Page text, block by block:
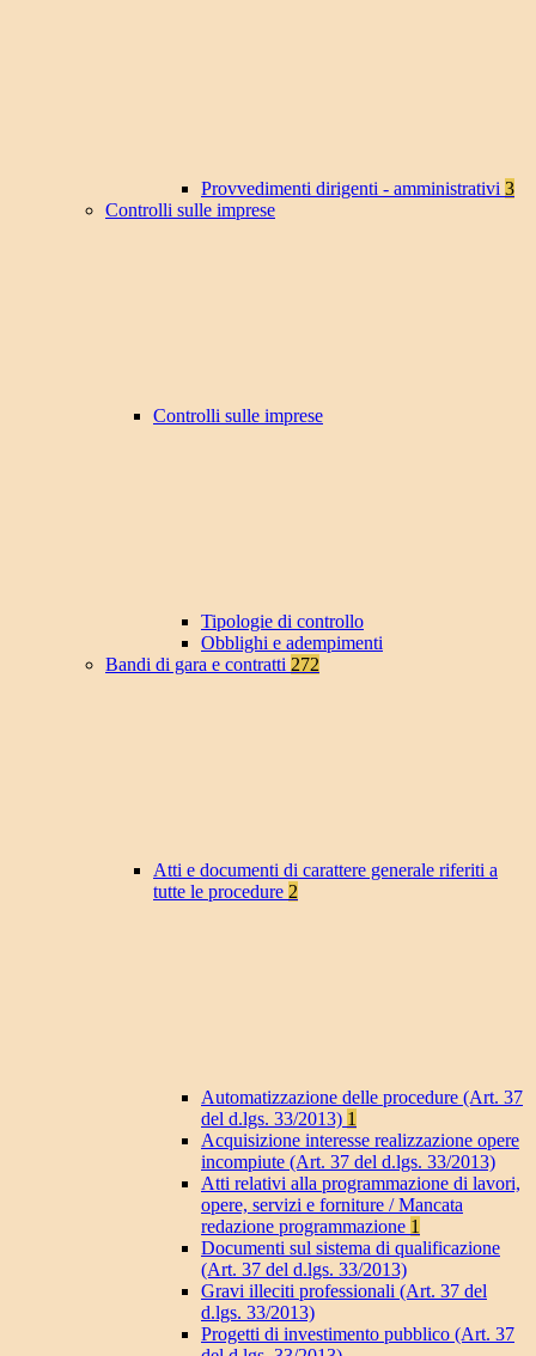
Provvedimenti dirigenti - amministrativi 3
Controlli sulle imprese
Controlli sulle imprese
Tipologie di controllo
Obblighi e adempimenti
Bandi di gara e contratti 272
Atti e documenti di carattere generale riferiti a
tutte le procedure 2
Automatizzazione delle procedure (Art. 37
del d.lgs. 33/2013) 1
Acquisizione interesse realizzazione opere
incompiute (Art. 37 del d.lgs. 33/2013)
Atti relativi alla programmazione di lavori,
opere, servizi e forniture / Mancata
redazione programmazione 1
Documenti sul sistema di qualificazione
(Art. 37 del d.lgs. 33/2013)
Gravi illeciti professionali (Art. 37 del
d.lgs. 33/2013)
Progetti di investimento pubblico (Art. 37